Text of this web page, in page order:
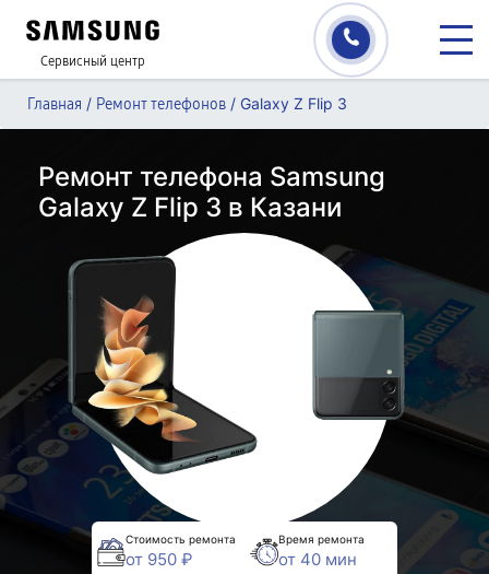
Сервисный центр
Главная / Ремонт телефонов / Galaxy Z Flip 3
Ремонт телефона Samsung
Galaxy Z Flip 3 в Казани
Стоимость ремонта
от 950 ₽
Время ремонта
от 40 мин